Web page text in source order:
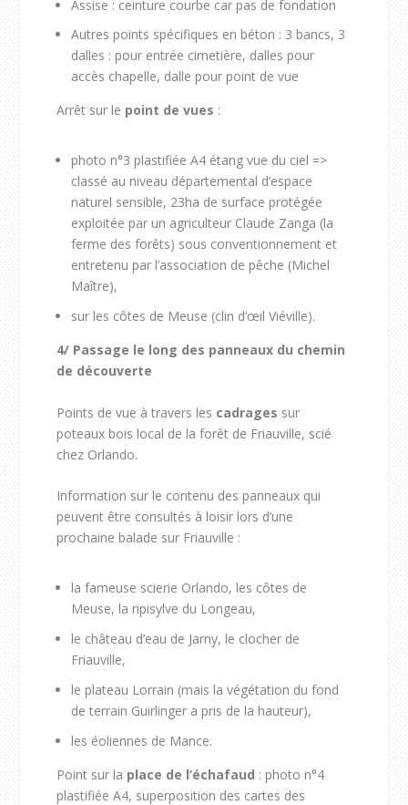
Assise : ceinture courbe car pas de fondation
Autres points spécifiques en béton : 3 bancs, 3
dalles : pour entrée cimetière, dalles pour
accès chapelle, dalle pour point de vue
Arrêt sur le point devues :
photo n°3 plastifiée A4 étang vue du ciel =>
classé au niveau départemental d’espace
naturel sensible, 23ha de surface protégée
exploitée par un agriculteur Claude Zanga (la
ferme des forêts) sous conventionnement et
entretenu par l’association de pêche (Michel
Maître),
sur les côtes de Meuse (clin d’œil Viéville).
4/ Passage le long des panneaux du chemin
de découverte
Points de vue à travers les cadrages sur
poteaux bois local de la forêt de Friauville, scié
chez Orlando.
Information sur le contenu des panneaux qui
peuvent être consultés à loisir lors d’une
prochaine balade sur Friauville :
la fameuse scierie Orlando, les côtes de
Meuse, la ripisylve du Longeau,
le château d’eau de Jarny, le clocher de
Friauville,
le plateau Lorrain (mais la végétation du fond
de terrain Guirlinger a pris de la hauteur),
les éoliennes de Mance.
Point sur la place de l’échafaud : photo n°4
plastifiée A4, superposition des cartes des